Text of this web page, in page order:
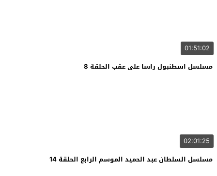
01:51:02
مسلسل اسطنبول راسا على عقب الحلقة 8
02:01:25
مسلسل السلطان عبد الحميد الموسم الرابع الحلقة 14